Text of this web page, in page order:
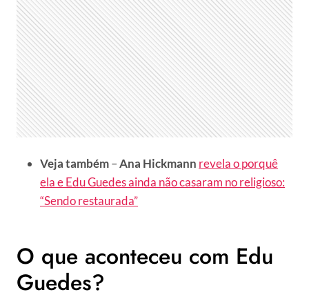
Veja também–Ana Hickmann revela o porquê
ela e Edu Guedes ainda não casaram no religioso:
“Sendo restaurada”
O que aconteceu com Edu
Guedes?